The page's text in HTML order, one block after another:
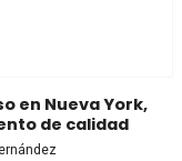
en Nueva York,
de calidad